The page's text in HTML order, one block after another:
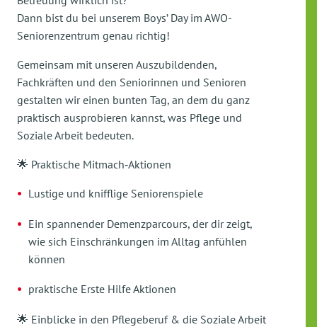
Dann bist du bei unserem Boys’ Day im AWO-
Seniorenzentrum genau richtig!
Gemeinsam mit unseren Auszubildenden,
Fachkräften und den Seniorinnen und Senioren
gestalten wir einen bunten Tag, an dem du ganz
praktisch ausprobieren kannst, was Pflege und
Soziale Arbeit bedeuten.
🌟 Praktische Mitmach‑Aktionen
Lustige und knifflige Seniorenspiele
Ein spannender Demenzparcours, der dir zeigt,
wie sich Einschränkungen im Alltag anfühlen
können
praktische Erste Hilfe Aktionen
🌟 Einblicke in den Pflegeberuf & die Soziale Arbeit